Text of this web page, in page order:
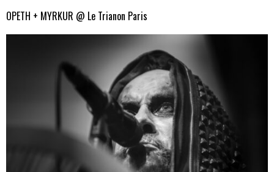
OPETH + MYRKUR @ Le Trianon Paris